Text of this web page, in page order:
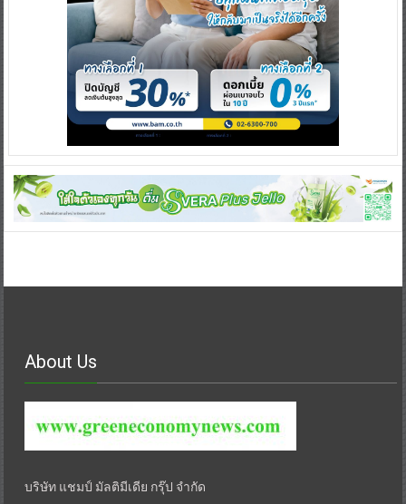
About Us
บริษัท แชมป์ มัลติมีเดีย กรุ๊ป จำกัด